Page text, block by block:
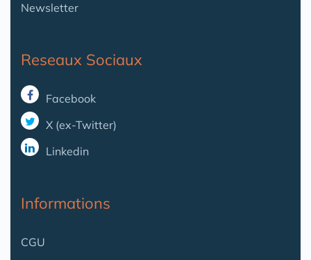
Newsletter
Reseaux Sociaux
Facebook
X (ex-Twitter)
Linkedin
Informations
CGU